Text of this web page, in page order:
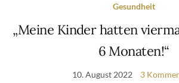
Gesundheit
„Meine Kinder hatten
6 Monaten!“
10. August 2022 3